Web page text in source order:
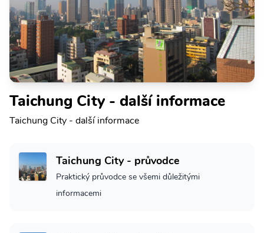
Taichung City - další informace
Taichung City - další informace
Taichung City - průvodce
Praktický průvodce se všemi důležitými
informacemi